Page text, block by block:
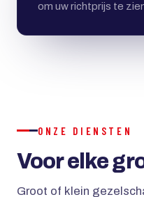
om uw richtprijs te
ONZE DIENSTEN
Voor elke
Groot of klein